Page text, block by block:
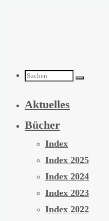
Suchen
nach:
Aktuelles
Bücher
Index
Index 2025
Index 2024
Index 2023
Index 2022